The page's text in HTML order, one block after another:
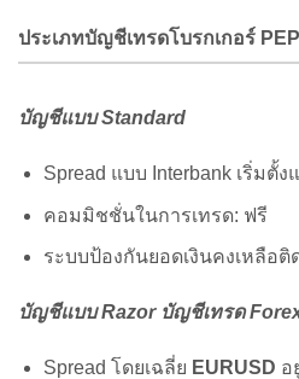
ประเภทบัญชีเทรดโบรกเกอร์
บัญชีแบบ Standard
Spread แบบ Interbank เริ่มตั้ง
คอมมิชชั่นในการเทรด: ฟรี
ระบบป้องกันยอดเงินคงเหลือติ
บัญชีแบบ Razor บัญชีเทรด
Spread โดยเฉลี่ย EURUSD อ